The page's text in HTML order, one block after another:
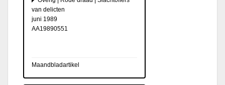
van delicten
juni 1989
AA19890551
Maandbladartikel